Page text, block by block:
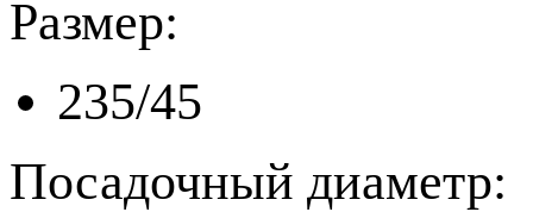
Размер:
235/45
Посадочный диаметр: